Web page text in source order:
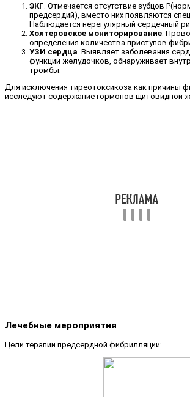
ЭКГ . Отмечается отсутствие зубцов
предсердий), вместо них появляются
Наблюдается нерегулярный сердечный
Холтеровское мониторирование .
определения количества приступов
УЗИ сердца . Выявляет заболевания
функции желудочков, обнаруживает
тромбы.
Для исключения тиреотоксикоза как причины
исследуют содержание гормонов щитовидной
Лечебные мероприятия
Цели терапии предсердной фибрилляции: